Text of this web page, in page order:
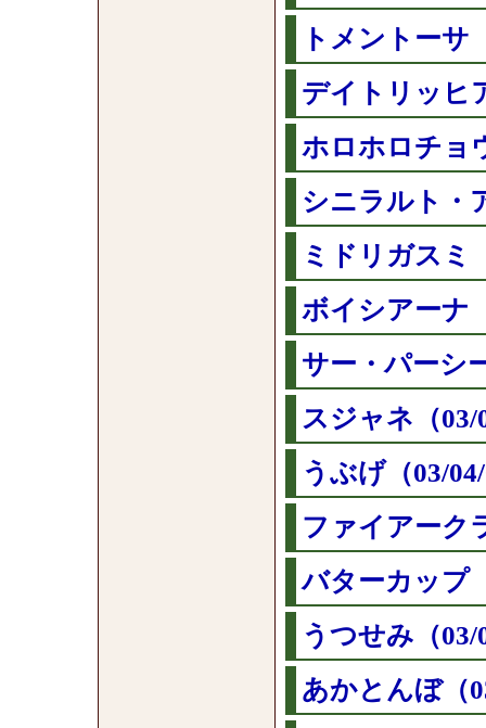
トメントーサ
デイトリッヒ
ホロホロチョ
シニラルト・
ミドリガスミ
ボイシアーナ
サー・パーシ
スジャネ（03/
うぶげ（03/
ファイアーク
バターカップ
うつせみ（03/
あかとんぼ（